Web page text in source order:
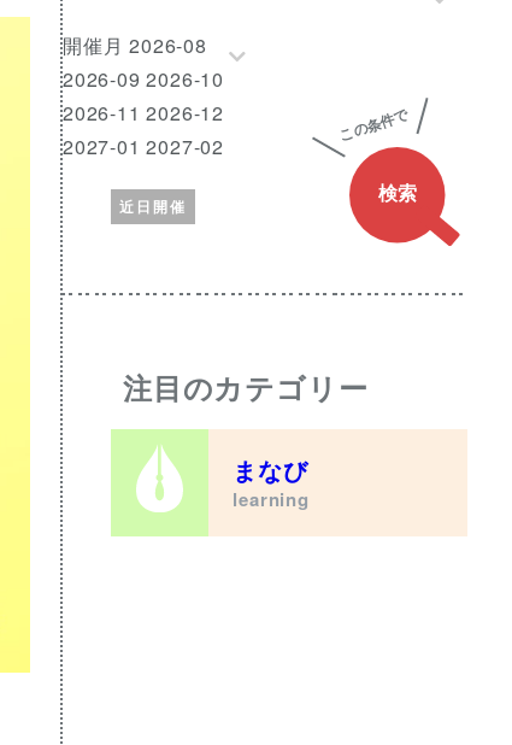
ト
名
や
興
味
の
あ
る
ワ
ー
ド
リ
ア
開
催
月
開催月 2026-08
2026-09 2026-10
2026-11 2026-12
2027-01 2027-02
近日開催
注目のカテゴリー
まなび
learning